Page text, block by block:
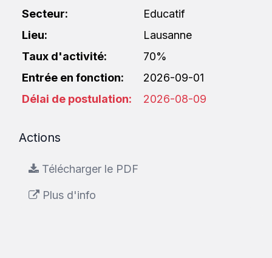
Secteur:
Educatif
Lieu:
Lausanne
Taux d'activité:
70%
Entrée en fonction:
2026-09-01
Délai de postulation:
2026-08-09
Actions
Télécharger le PDF
Plus d'info